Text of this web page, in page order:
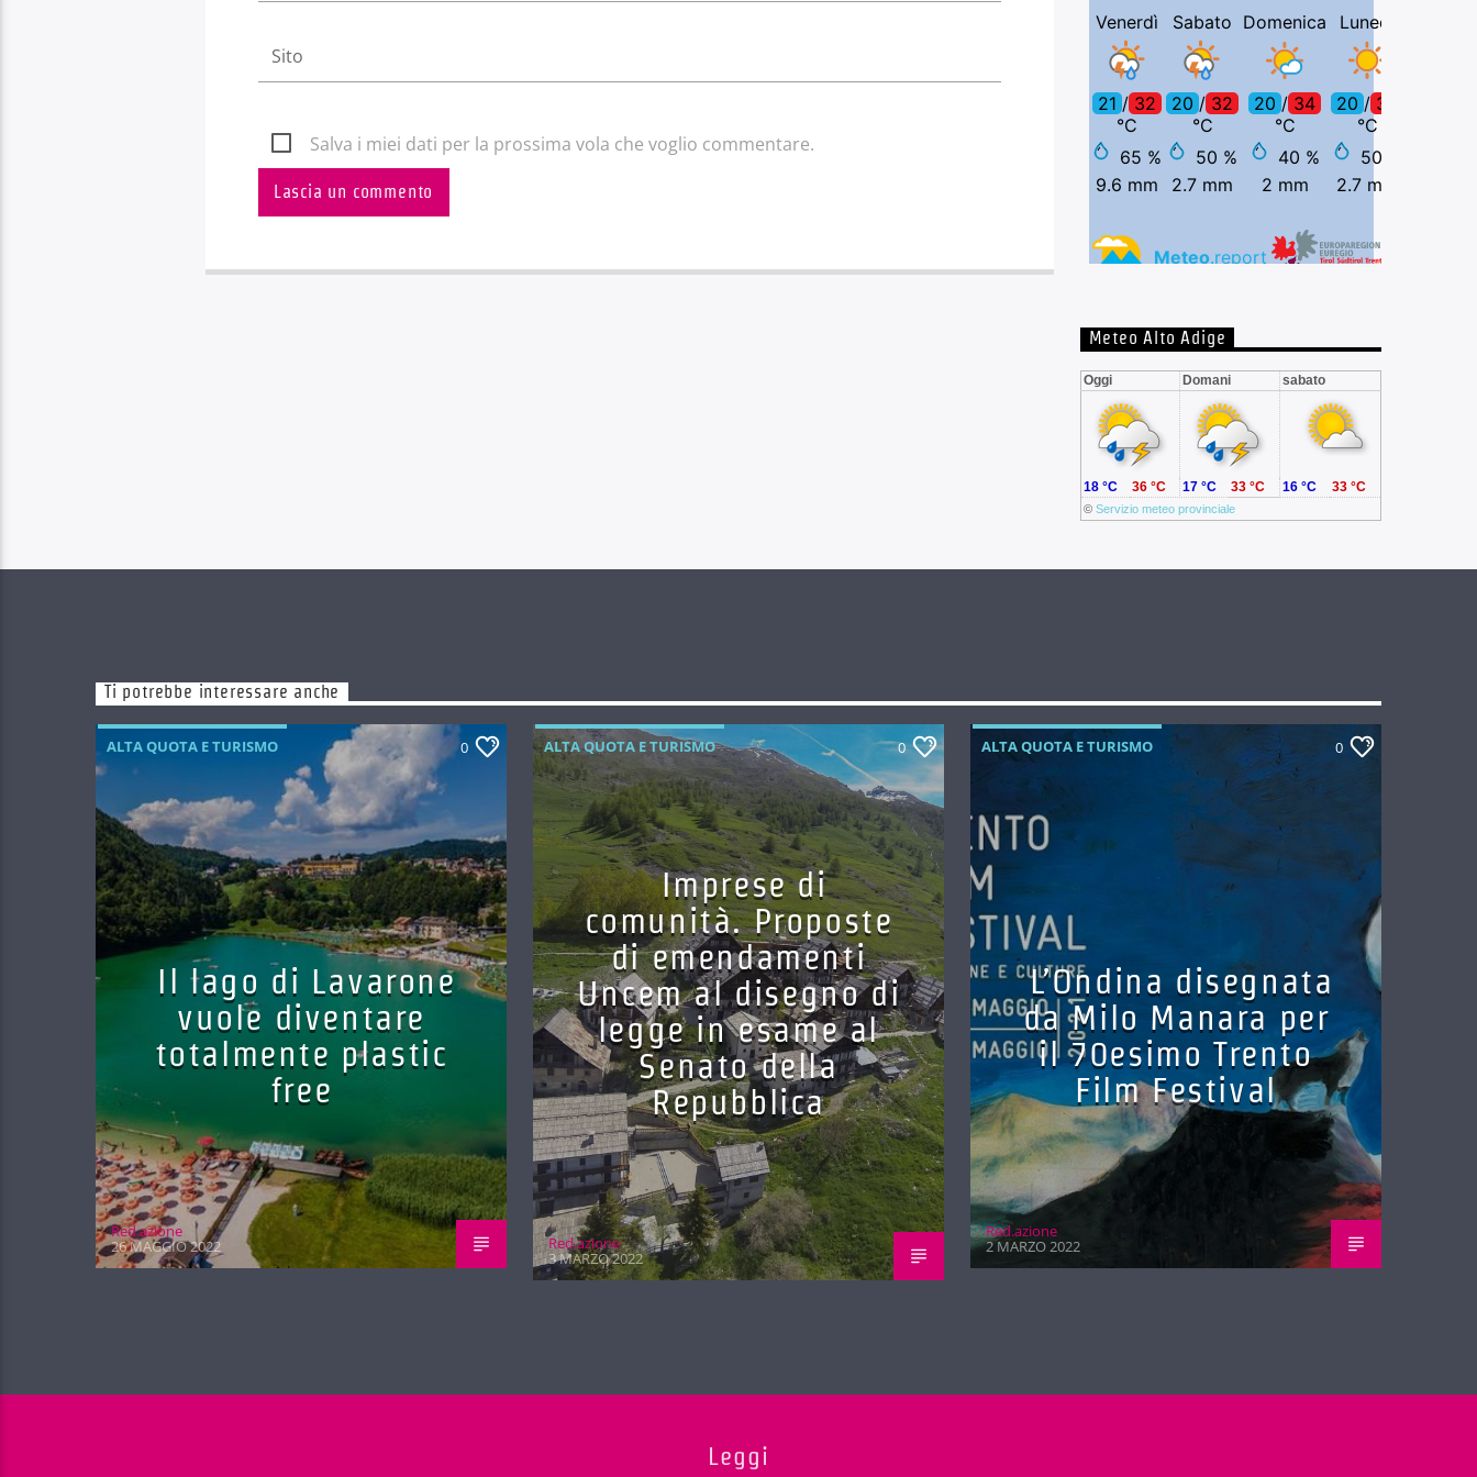
Salva i miei dati per la prossima vola che voglio commentare.
Meteo Alto Adige
Oggi Domani sabato
© Servizio meteo provinciale
18 °C 36 °C 17 °C 33 °C 16 °C 33 °C
Ti potrebbe interessare anche
ALTA QUOTA E TURISMO 0
Il lago di Lavarone
vuole diventare
totalmente plastic
free
Red.azione
26 MAGGIO 2022
ALTA QUOTA E TURISMO 0
Imprese di
comunità. Proposte
di emendamenti
Uncem al disegno di
legge in esame al
Senato della
Repubblica
Red.azione
3 MARZO 2022
ALTA QUOTA E TURISMO 0
L’Ondina disegnata
da Milo Manara per
il 70esimo Trento
Film Festival
Red.azione
2 MARZO 2022
Leggi